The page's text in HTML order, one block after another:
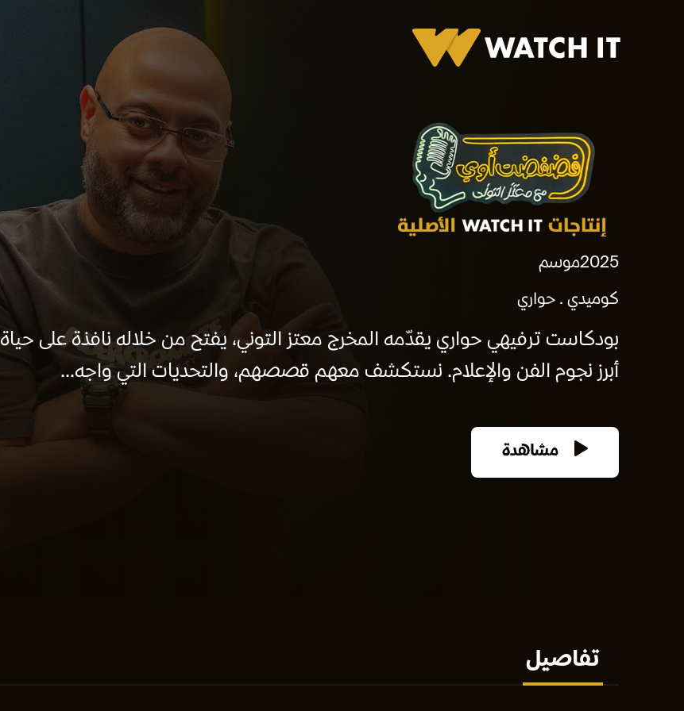
2025موسم
كوميدي حواري
بودكاست ترفيهي حواري يقدّمه المخرج معتز التوني، يفتح من خلاله نافذة على حياة
أبرز نجوم الفن والإعلام. نستكشف معهم قصصهم، والتحديات التي واجه...
مشاهدة
تفاصيل